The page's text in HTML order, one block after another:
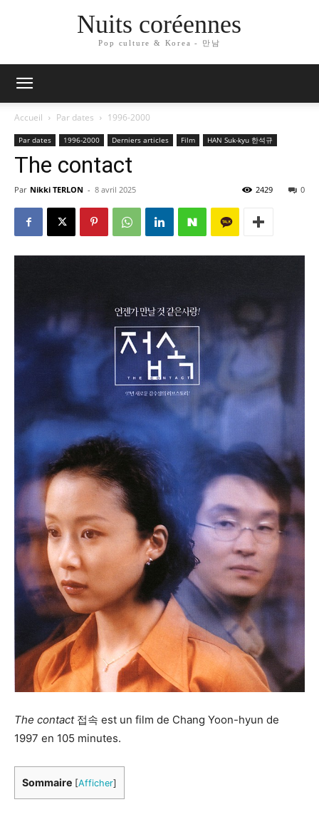
Nuits coréennes
Pop culture & Korea - 만남
Accueil Par dates 1996-2000
Par dates 1996-2000 Derniers articles Film HAN Suk-kyu 한석규
The contact
Par Nikki TERLON - 8 avril 2025 0
2429
The contact접속 est un film de Chang Yoon-hyun de
1997 en 105 minutes.
Sommaire [Afficher]